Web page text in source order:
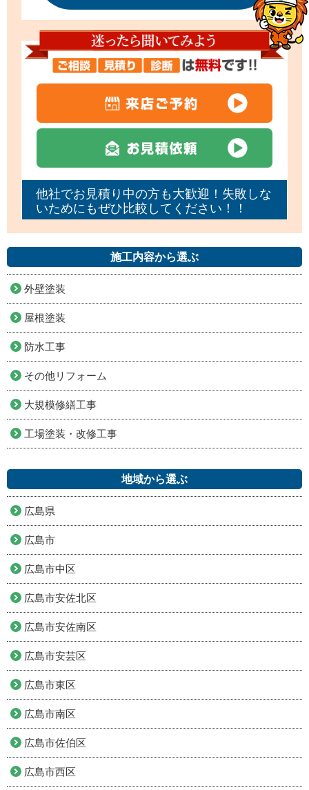
他社でお見積り中の方も大歓迎！失敗しな
いためにもぜひ比較してください！！
施工内容から選ぶ
外壁塗装
屋根塗装
防水工事
その他リフォーム
大規模修繕工事
工場塗装・改修工事
地域から選ぶ
広島県
広島市
広島市中区
広島市安佐北区
広島市安佐南区
広島市安芸区
広島市東区
広島市南区
広島市佐伯区
広島市西区